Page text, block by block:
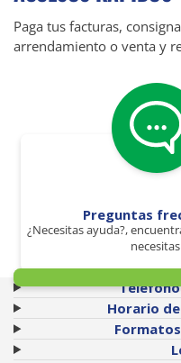
Paga tus facturas,
arrendamiento o venta y
Preguntas
¿Necesitas ayuda?,
Horario